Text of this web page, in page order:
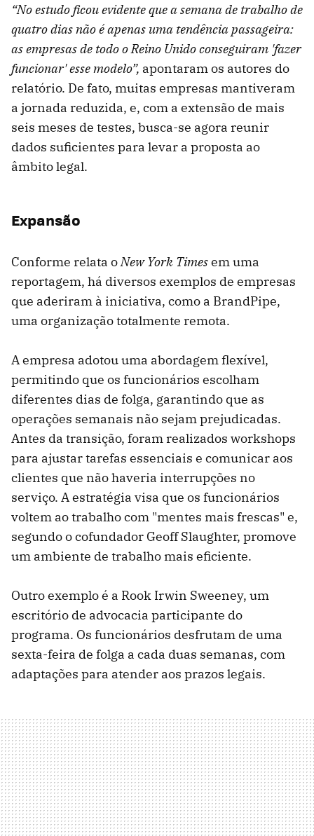
“No estudo ficou evidente que a semana de trabalho de
quatro dias não é apenas uma tendência passageira:
as empresas de todo o Reino Unido conseguiram 'fazer
funcionar' esse modelo”, apontaram os autores do
relatório. De fato, muitas empresas mantiveram
a jornada reduzida, e, com a extensão de mais
seis meses de testes, busca-se agora reunir
dados suficientes para levar a proposta ao
âmbito legal.
Expansão
Conforme relata oNew York Timesem uma
reportagem, há diversos exemplos de empresas
que aderiram à iniciativa, como a BrandPipe,
uma organização totalmente remota.
A empresa adotou uma abordagem flexível,
permitindo que os funcionários escolham
diferentes dias de folga, garantindo que as
operações semanais não sejam prejudicadas.
Antes da transição, foram realizados workshops
para ajustar tarefas essenciais e comunicar aos
clientes que não haveria interrupções no
serviço. A estratégia visa que os funcionários
voltem ao trabalho com "mentes mais frescas" e,
segundo o cofundador Geoff Slaughter, promove
um ambiente de trabalho mais eficiente.
Outro exemplo é a Rook Irwin Sweeney, um
escritório de advocacia participante do
programa. Os funcionários desfrutam de uma
sexta-feira de folga a cada duas semanas, com
adaptações para atender aos prazos legais.